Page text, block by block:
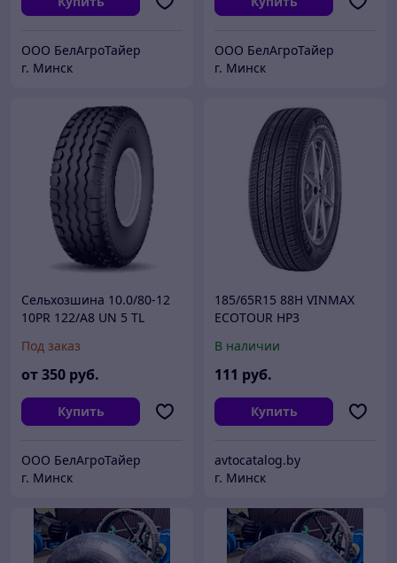
ООО БелАгроТайер
г. Минск
ООО БелАгроТайер
г. Минск
Сельхозшина 10.0/80-12
10PR 122/A8 UN 5 TL
Под заказ
от350 руб.
Купить
ООО БелАгроТайер
г. Минск
185/65R15 88H VINMAX
ECOTOUR HP3
В наличии
111 руб.
Купить
avtocatalog.by
г. Минск